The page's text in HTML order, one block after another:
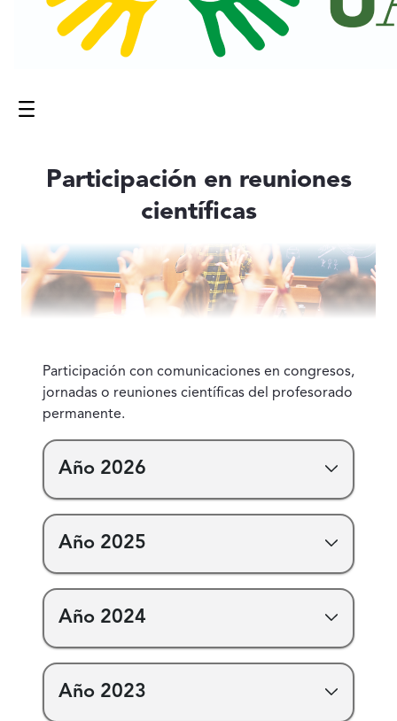
Participación en reuniones
científicas
Participación con comunicaciones en congresos,
jornadas o reuniones científicas del profesorado
permanente.
Año 2026
Año 2025
Año 2024
Año 2023